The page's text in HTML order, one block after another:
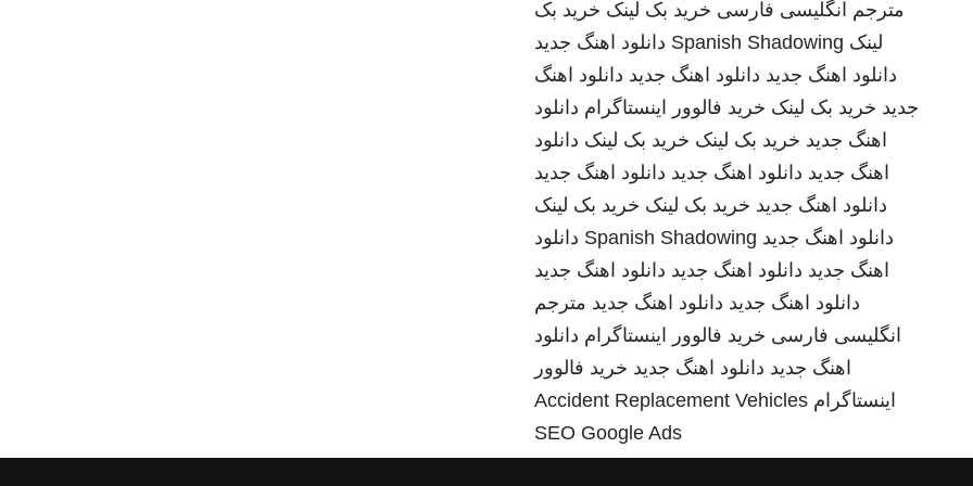
مترجم انگلیسی فارسی خرید بک لینک خرید بک
لینک Spanish Shadowing دانلود اهنگ جدید
دانلود اهنگ جدید دانلود اهنگ جدید دانلود اهنگ
جدید خرید بک لینک خرید فالوور اینستاگرام دانلود
اهنگ جدید خرید بک لینک خرید بک لینک دانلود
اهنگ جدید دانلود اهنگ جدید دانلود اهنگ جدید
دانلود اهنگ جدید خرید بک لینک خرید بک لینک
دانلود اهنگ جدید Spanish Shadowing دانلود
اهنگ جدید دانلود اهنگ جدید دانلود اهنگ جدید
دانلود اهنگ جدید دانلود اهنگ جدید مترجم
انگلیسی فارسی خرید فالوور اینستاگرام دانلود
اهنگ جدید دانلود اهنگ جدید خرید فالوور
اینستاگرام Accident Replacement Vehicles
SEO Google Ads